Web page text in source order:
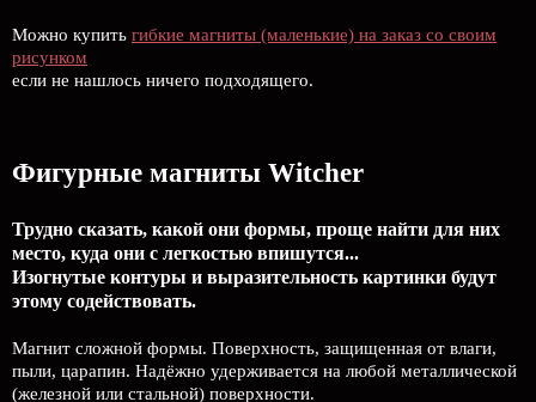
Можно купить гибкие магниты (маленькие) на заказ со своим
рисунком
если не нашлось ничего подходящего.
Фигурные магниты Witcher
Трудно сказать, какой они формы, проще найти для них
место, куда они с легкостью впишутся...
Изогнутые контуры и выразительность картинки будут
этому содействовать.
Магнит сложной формы. Поверхность, защищенная от влаги,
пыли, царапин. Надёжно удерживается на любой металлической
(железной или стальной) поверхности.